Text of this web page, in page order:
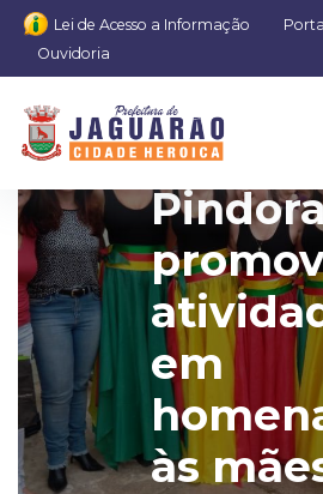
Lei de Acesso a Informação
Ouvidoria
Cras da
em
às